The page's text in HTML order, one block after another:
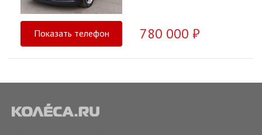
Показать телефон 780 000 ₽